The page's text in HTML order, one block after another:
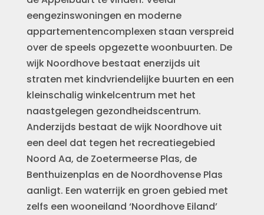
eengezinswoningen en moderne
appartementencomplexen staan verspreid
over de speels opgezette woonbuurten. De
wijk Noordhove bestaat enerzijds uit
straten met kindvriendelijke buurten en een
kleinschalig winkelcentrum met het
naastgelegen gezondheidscentrum.
Anderzijds bestaat de wijk Noordhove uit
een deel dat tegen het recreatiegebied
Noord Aa, de Zoetermeerse Plas, de
Benthuizenplas en de Noordhovense Plas
aanligt. Een waterrijk en groen gebied met
zelfs een wooneiland ‘Noordhove Eiland’